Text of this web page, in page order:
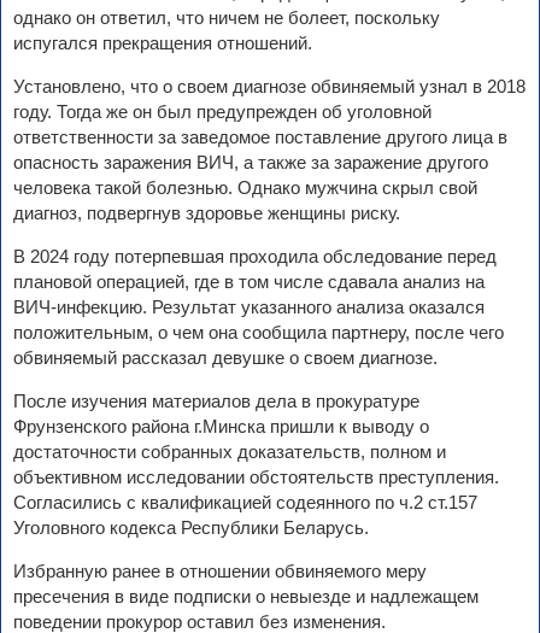
однако он ответил, что ничем не болеет, поскольку
испугался прекращения отношений.
Установлено, что о своем диагнозе обвиняемый узнал в 2018
году. Тогда же он был предупрежден об уголовной
ответственности за заведомое поставление другого лица в
опасность заражения ВИЧ, а также за заражение другого
человека такой болезнью. Однако мужчина скрыл свой
диагноз, подвергнув здоровье женщины риску.
В 2024 году потерпевшая проходила обследование перед
плановой операцией, где в том числе сдавала анализ на
ВИЧ-инфекцию. Результат указанного анализа оказался
положительным, о чем она сообщила партнеру, после чего
обвиняемый рассказал девушке о своем диагнозе.
После изучения материалов дела в прокуратуре
Фрунзенского района г.Минска пришли к выводу о
достаточности собранных доказательств, полном и
объективном исследовании обстоятельств преступления.
Согласились с квалификацией содеянного по ч.2 ст.157
Уголовного кодекса Республики Беларусь.
Избранную ранее в отношении обвиняемого меру
пресечения в виде подписки о невыезде и надлежащем
поведении прокурор оставил без изменения.